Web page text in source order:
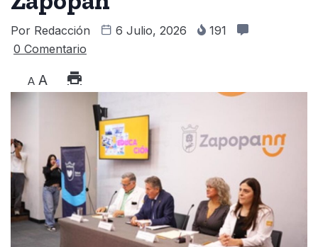
Por Redacción 6 Julio, 2026
191
0 Comentario
A A